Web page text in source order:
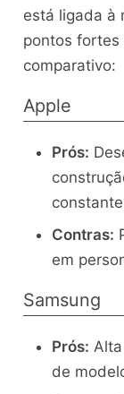
está ligada à
pontos fortes
comparativo:
Apple
Prós:
Contras:
em
Samsung
Prós:
de